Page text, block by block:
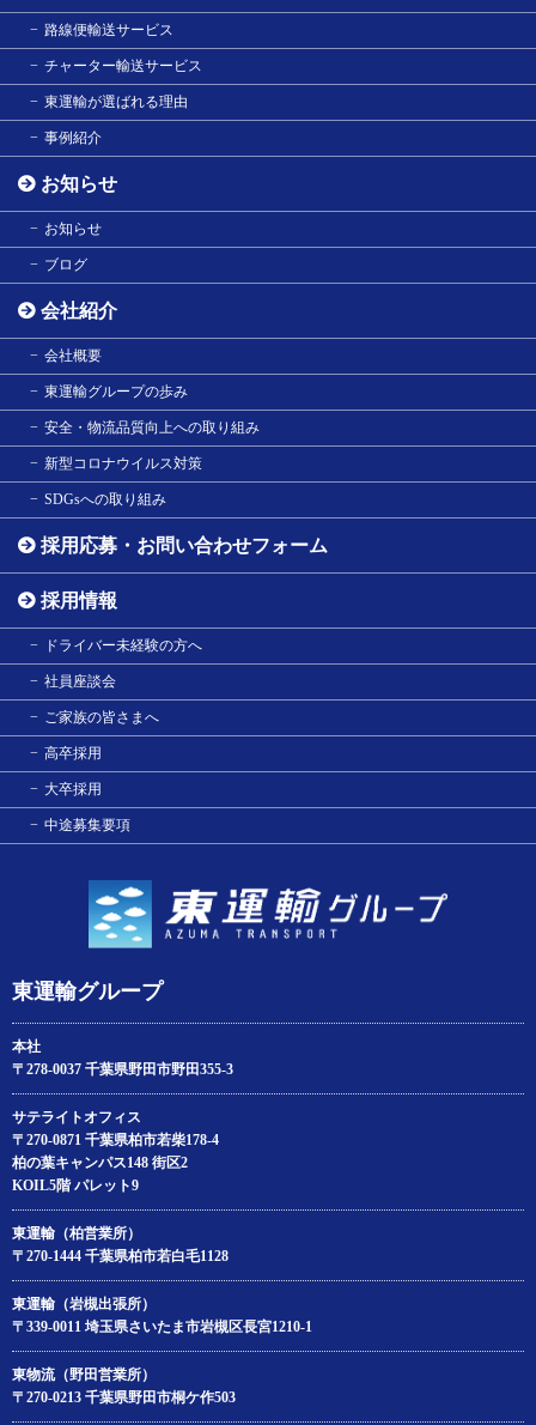
東運輸グループ
本社
〒278-0037 千葉県野田市野田355-3
サテライトオフィス
〒270-0871 千葉県柏市若柴178‐4
柏の葉キャンパス148 街区2
KOIL5階 パレット9
東運輸（柏営業所）
〒270-1444 千葉県柏市若白毛1128
東運輸（岩槻出張所）
〒339-0011 埼玉県さいたま市岩槻区長宮1210-1
東物流（野田営業所）
〒270-0213 千葉県野田市桐ケ作503
路線便輸送サービス
チャーター輸送サービス
東運輸が選ばれる理由
事例紹介
お知らせ
お知らせ
ブログ
会社紹介
会社概要
東運輸グループの歩み
安全・物流品質向上への取り組み
新型コロナウイルス対策
SDGsへの取り組み
採用応募・お問い合わせフォーム
採用情報
ドライバー未経験の方へ
社員座談会
ご家族の皆さまへ
高卒採用
大卒採用
中途募集要項